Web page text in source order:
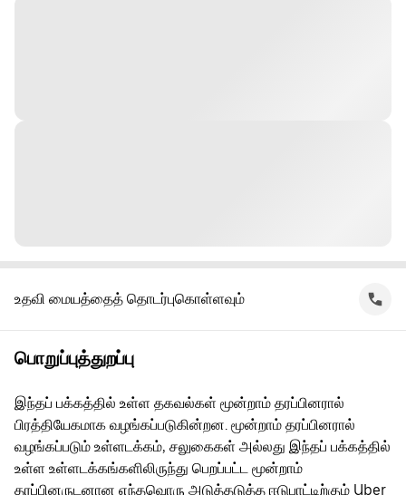
உதவி மையத்தைத் தொடர்புகொள்ளவும்
பொறுப்புத்துறப்பு
இந்தப் பக்கத்தில் உள்ள தகவல்கள் மூன்றாம் தரப்பினரால்
பிரத்தியேகமாக வழங்கப்படுகின்றன. மூன்றாம் தரப்பினரால்
வழங்கப்படும் உள்ளடக்கம், சலுகைகள் அல்லது இந்தப் பக்கத்தில்
உள்ள உள்ளடக்கங்களிலிருந்து பெறப்பட்ட மூன்றாம்
தரப்பினருடனான எந்தவொரு அடுத்தடுத்த ஈடுபாட்டிற்கும் Uber